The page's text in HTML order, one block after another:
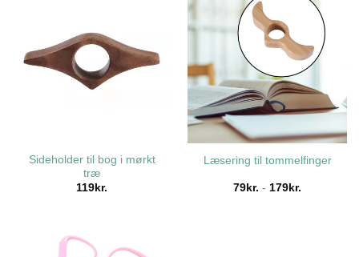
Sideholder til bog i mørkt
træ
119 kr.
Læsering til tommelfinger
79 kr. - 179 kr.